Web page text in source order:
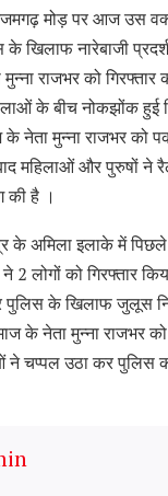
मोड़ पर आज उस
खिलाफ नारेबाजी
राजभर को
के बीच नोकझोंक हुई
मुन्ना राजभर को
महिलाओं और पुरुषों
की है ।
अमिला इलाके में पिछले
2 लोगों को गिरफ्तार
के खिलाफ जुलूस
के नेता मुन्ना राजभर
ने चप्पल उठा कर